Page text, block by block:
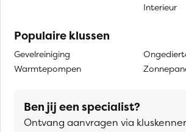
Interieur
Populaire klussen
Gevelreiniging
Warmtepompen
Ben jij een specialist?
Ontvang aanvragen via kluskenner